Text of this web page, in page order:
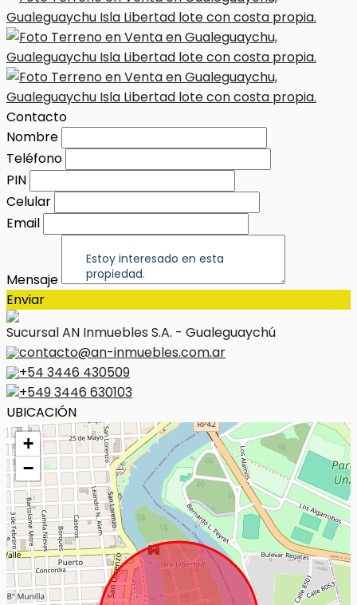
Contacto
Nombre
Teléfono
PIN
Celular
Email
Mensaje
Enviar
Sucursal AN Inmuebles S.A. - Gualeguaychú
contacto@an-inmuebles.com.ar
+54 3446 430509
+549 3446 630103
UBICACIÓN
+
−